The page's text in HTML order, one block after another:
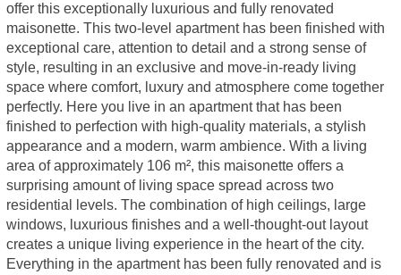
offer this exceptionally luxurious and fully renovated
maisonette. This two-level apartment has been finished with
exceptional care, attention to detail and a strong sense of
style, resulting in an exclusive and move-in-ready living
space where comfort, luxury and atmosphere come together
perfectly. Here you live in an apartment that has been
finished to perfection with high-quality materials, a stylish
appearance and a modern, warm ambience. With a living
area of approximately 106 m², this maisonette offers a
surprising amount of living space spread across two
residential levels. The combination of high ceilings, large
windows, luxurious finishes and a well-thought-out layout
creates a unique living experience in the heart of the city.
Everything in the apartment has been fully renovated and is